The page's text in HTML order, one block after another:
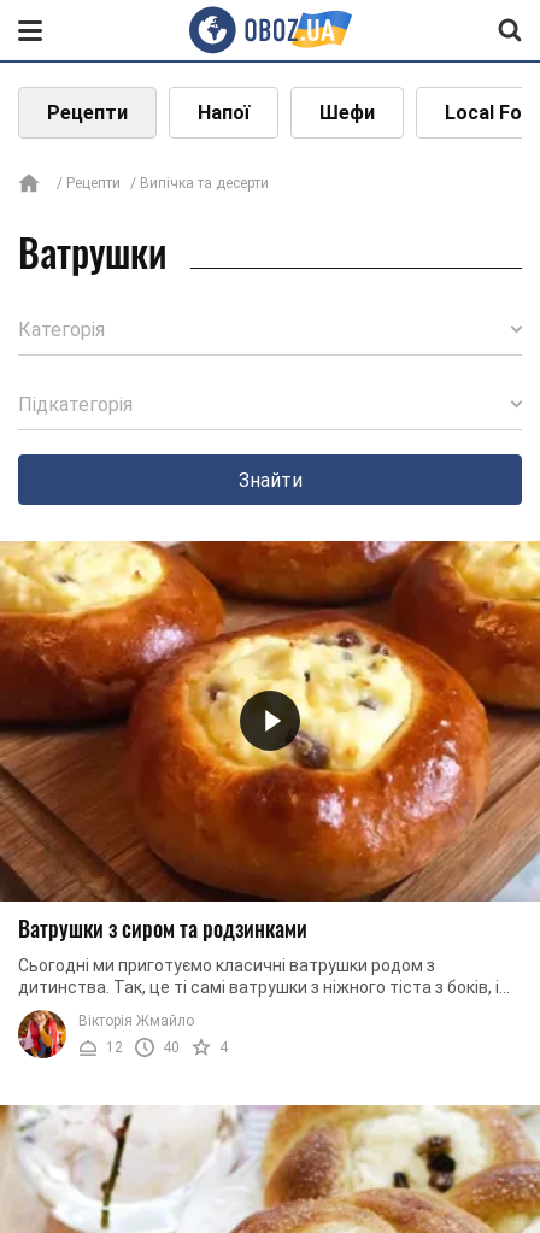
Рецепти Напої Шефи Local
Рецепти Випічка та десерти
Ватрушки
Категорія
Підкатегорія
Знайти
Ватрушки з сиром та родзинками
Сьогодні ми приготуємо класичні ватрушки родом з
дитинства. Так, це ті самі ватрушки з ніжного тіста з боків, і
сирною масою з родзинками по ...
Вікторія Жмайло
12
40 4